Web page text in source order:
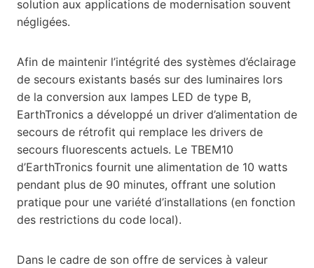
solution aux applications de modernisation souvent
négligées.
Afin de maintenir l’intégrité des systèmes d’éclairage
de secours existants basés sur des luminaires lors
de la conversion aux lampes LED de type B,
EarthTronics a développé un driver d’alimentation de
secours de rétrofit qui remplace les drivers de
secours fluorescents actuels. Le TBEM10
d’EarthTronics fournit une alimentation de 10 watts
pendant plus de 90 minutes, offrant une solution
pratique pour une variété d’installations (en fonction
des restrictions du code local).
Dans le cadre de son offre de services à valeur